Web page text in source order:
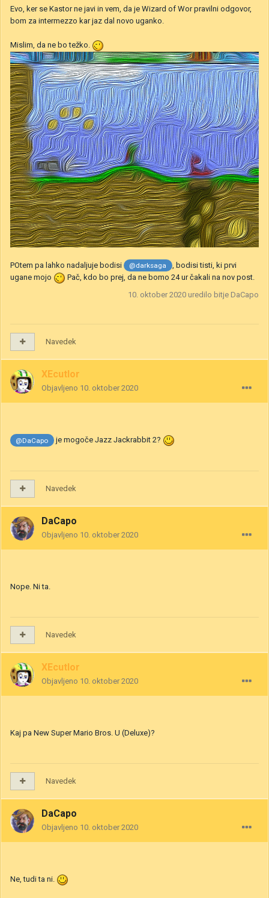
Evo, ker se Kastor ne javi in vem, da je Wizard of Wor pravilni odgovor,
bom za intermezzo kar jaz dal novo uganko.
Mislim, da ne bo težko.
POtem pa lahko nadaljuje bodisi @darksaga
, bodisi tisti, ki prvi
ugane mojo
Pač, kdo bo prej, da ne bomo 24 ur čakali na nov post.
10. oktober 2020 uredilo bitje DaCapo
Navedek
XEcutIor
Objavljeno 10. oktober 2020
@DaCapo je mogoče Jazz Jackrabbit 2?
Navedek
DaCapo
Objavljeno 10. oktober 2020
Nope. Ni ta.
Navedek
XEcutIor
Objavljeno 10. oktober 2020
Kaj pa New Super Mario Bros. U (Deluxe)?
Navedek
DaCapo
Objavljeno 10. oktober 2020
Ne, tudi ta ni.